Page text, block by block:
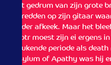
het gedrum van zijn grote
shredden op zijn gitaar
vader afkeek. Maar het
Pjotr moest zijn ei ergens
beukende periode als
Asylum of Apathy was hij